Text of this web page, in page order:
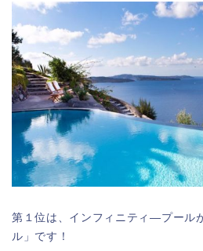
第１位は、インフィニティ―プール
ル」です！